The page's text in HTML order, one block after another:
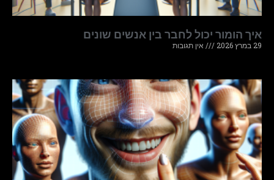
איך הומור יכול לחבר בין אנשים שונים
29 במרץ 2026 אין תגובות